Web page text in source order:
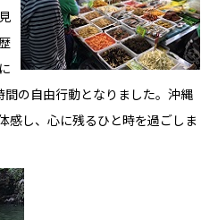
の自由行動となりました。沖縄
感し、心に残るひと時を過ごしま